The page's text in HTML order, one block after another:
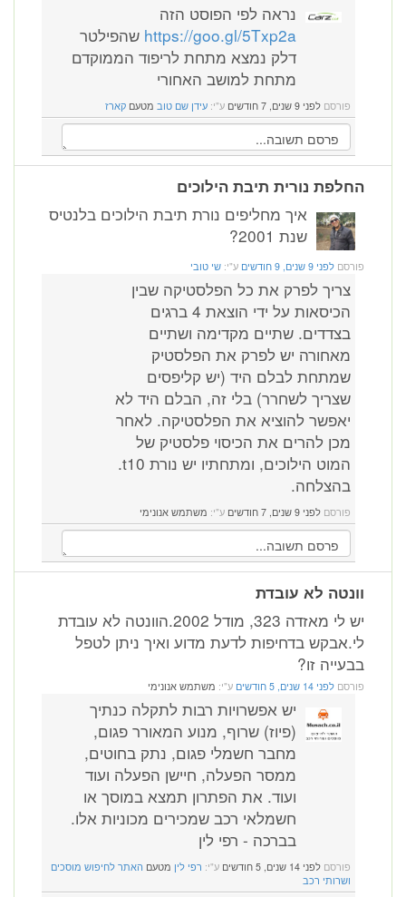
נראה לפי הפוסט הזה
https://goo.gl/5Txp2a שהפילטר
דלק נמצא מתחת לריפוד הממוקדם
מתחת למושב האחורי
פורסם לפני 9 שנים, 7 חודשים ע"י: עידן שם טוב מטעם קארז
החלפת נורית תיבת הילוכים
איך מחליפים נורת תיבת הילוכים בלנטיס
שנת 2001?
פורסם לפני 9 שנים, 9 חודשים ע"י: שי טובי
צריך לפרק את כל הפלסטיקה שבין
הכיסאות על ידי הוצאת 4 ברגים
בצדדים. שתיים מקדימה ושתיים
מאחורה יש לפרק את הפלסטיק
שמתחת לבלם היד (יש קליפסים
שצריך לשחרר) בלי זה, הבלם היד לא
יאפשר להוציא את הפלסטיקה. לאחר
מכן להרים את הכיסוי פלסטיק של
המוט הילוכים, ומתחתיו יש נורת t10.
בהצלחה.
פורסם לפני 9 שנים, 7 חודשים ע"י: משתמש אנונימי
וונטה לא עובדת
יש לי מאזדה 323, מודל 2002.הוונטה לא עובדת
לי.אבקש בדחיפות לדעת מדוע ואיך ניתן לטפל
בבעייה זו?
פורסם לפני 14 שנים, 5 חודשים ע"י: משתמש אנונימי
יש אפשרויות רבות לתקלה כנתיך
(פיוז) שרוף, מנוע המאורר פגום,
מחבר חשמלי פגום, נתק בחוטים,
ממסר הפעלה, חיישן הפעלה ועוד
ועוד. את הפתרון תמצא במוסך או
חשמלאי רכב שמכירים מכוניות אלו.
בברכה - רפי לין
פורסם לפני 14 שנים, 5 חודשים ע"י: רפי לין מטעם האתר לחיפוש מוסכים
ושרותי רכב